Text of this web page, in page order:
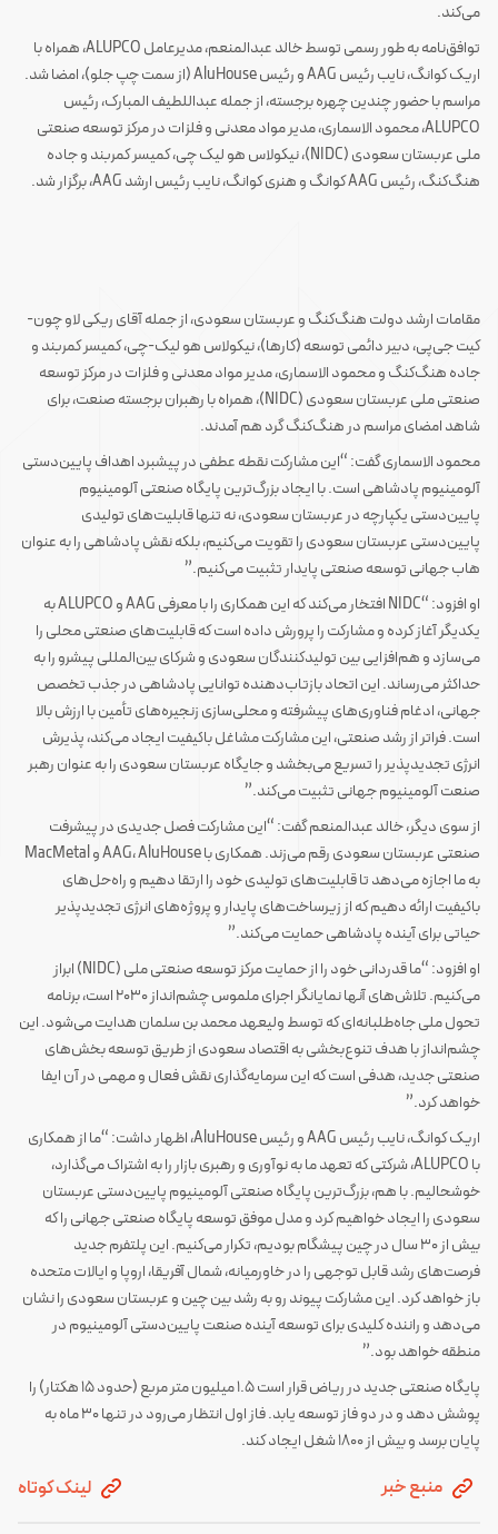
می‌کند.
توافق‌نامه به طور رسمی توسط خالد عبدالمنعم، مدیرعامل ALUPCO، همراه با
اریک کوانگ، نایب رئیس AAG و رئیس AluHouse (از سمت چپ جلو)، امضا شد.
مراسم با حضور چندین چهره برجسته، از جمله عبداللطیف المبارک، رئیس
ALUPCO، محمود الاسماری، مدیر مواد معدنی و فلزات در مرکز توسعه صنعتی
ملی عربستان سعودی (NIDC)، نیکولاس هو لیک چی، کمیسر کمربند و جاده
هنگ‌کنگ، رئیس AAG کوانگ و هنری کوانگ، نایب رئیس ارشد AAG، برگزار شد.
مقامات ارشد دولت هنگ‌کنگ و عربستان سعودی، از جمله آقای ریکی لاو چون-
کیت جی‌پی، دبیر دائمی توسعه (کارها)، نیکولاس هو لیک-چی، کمیسر کمربند و
جاده هنگ‌کنگ و محمود الاسماری، مدیر مواد معدنی و فلزات در مرکز توسعه
صنعتی ملی عربستان سعودی (NIDC)، همراه با رهبران برجسته صنعت، برای
شاهد امضای مراسم در هنگ‌کنگ گرد هم آمدند.
محمود الاسماری گفت: “این مشارکت نقطه عطفی در پیشبرد اهداف پایین‌دستی
آلومینیوم پادشاهی است. با ایجاد بزرگ‌ترین پایگاه صنعتی آلومینیوم
پایین‌دستی یکپارچه در عربستان سعودی، نه تنها قابلیت‌های تولیدی
پایین‌دستی عربستان سعودی را تقویت می‌کنیم، بلکه نقش پادشاهی را به عنوان
هاب جهانی توسعه صنعتی پایدار تثبیت می‌کنیم.”
او افزود: “NIDC افتخار می‌کند که این همکاری را با معرفی AAG و ALUPCO به
یکدیگر آغاز کرده و مشارکت را پرورش داده است که قابلیت‌های صنعتی محلی را
می‌سازد و هم‌افزایی بین تولیدکنندگان سعودی و شرکای بین‌المللی پیشرو را به
حداکثر می‌رساند. این اتحاد بازتاب‌دهنده توانایی پادشاهی در جذب تخصص
جهانی، ادغام فناوری‌های پیشرفته و محلی‌سازی زنجیره‌های تأمین با ارزش بالا
است. فراتر از رشد صنعتی، این مشارکت مشاغل باکیفیت ایجاد می‌کند، پذیرش
انرژی تجدیدپذیر را تسریع می‌بخشد و جایگاه عربستان سعودی را به عنوان رهبر
صنعت آلومینیوم جهانی تثبیت می‌کند.”
از سوی دیگر، خالد عبدالمنعم گفت: “این مشارکت فصل جدیدی در پیشرفت
صنعتی عربستان سعودی رقم می‌زند. همکاری با AAG، AluHouse و MacMetal
به ما اجازه می‌دهد تا قابلیت‌های تولیدی خود را ارتقا دهیم و راه‌حل‌های
باکیفیت ارائه دهیم که از زیرساخت‌های پایدار و پروژه‌های انرژی تجدیدپذیر
حیاتی برای آینده پادشاهی حمایت می‌کند.”
او افزود: “ما قدردانی خود را از حمایت مرکز توسعه صنعتی ملی (NIDC) ابراز
می‌کنیم. تلاش‌های آنها نمایانگر اجرای ملموس چشم‌انداز ۲۰۳۰ است، برنامه
تحول ملی جاه‌طلبانه‌ای که توسط ولیعهد محمد بن سلمان هدایت می‌شود. این
چشم‌انداز با هدف تنوع‌بخشی به اقتصاد سعودی از طریق توسعه بخش‌های
صنعتی جدید، هدفی است که این سرمایه‌گذاری نقش فعال و مهمی در آن ایفا
خواهد کرد.”
اریک کوانگ، نایب رئیس AAG و رئیس AluHouse، اظهار داشت: “ما از همکاری
با ALUPCO، شرکتی که تعهد ما به نوآوری و رهبری بازار را به اشتراک می‌گذارد،
خوشحالیم. با هم، بزرگ‌ترین پایگاه صنعتی آلومینیوم پایین‌دستی عربستان
سعودی را ایجاد خواهیم کرد و مدل موفق توسعه پایگاه صنعتی جهانی را که
بیش از ۳۰ سال در چین پیشگام بودیم، تکرار می‌کنیم. این پلتفرم جدید
فرصت‌های رشد قابل توجهی را در خاورمیانه، شمال آفریقا، اروپا و ایالات متحده
باز خواهد کرد. این مشارکت پیوند رو به رشد بین چین و عربستان سعودی را نشان
می‌دهد و راننده کلیدی برای توسعه آینده صنعت پایین‌دستی آلومینیوم در
منطقه خواهد بود.”
پایگاه صنعتی جدید در ریاض قرار است ۱.۵ میلیون متر مربع (حدود ۱۵ هکتار) را
پوشش دهد و در دو فاز توسعه یابد. فاز اول انتظار می‌رود در تنها ۳۰ ماه به
پایان برسد و بیش از ۱۸۰۰ شغل ایجاد کند.
منبع خبر لینک کوتاه